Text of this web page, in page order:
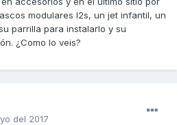
modulares l2s, un jet infantil, un
parrilla para instalarlo y su
¿Como lo veis?
del 2017